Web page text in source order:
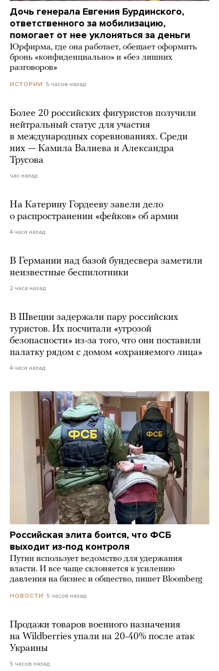
Дочь генерала Евгения Бурдинского,
ответственного за мобилизацию,
помогает от нее уклоняться за деньги
Юрфирма, где она работает, обещает оформить
бронь «конфиденциально» и «без лишних
разговоров»
ИСТОРИИ 5 часов назад
Более 20 российских фигуристов получили
нейтральный статус для участия
в международных соревнованиях. Среди
них — Камила Валиева и Александра
Трусова
час назад
На Катерину Гордееву завели дело
о распространении «фейков» об армии
4 часа назад
В Германии над базой бундесвера заметили
неизвестные беспилотники
2 часа назад
В Швеции задержали пару российских
туристов. Их посчитали «угрозой
безопасности» из-за того, что они поставили
палатку рядом с домом «охраняемого лица»
4 часа назад
Российская элита боится, что ФСБ
выходит из-под контроля
Путин использует ведомство для удержания
власти. И все чаще склоняется к усилению
давления на бизнес и общество, пишет Bloomberg
НОВОСТИ 5 часов назад
Продажи товаров военного назначения
на Wildberries упали на 20-40% после атак
Украины
5 часов назад